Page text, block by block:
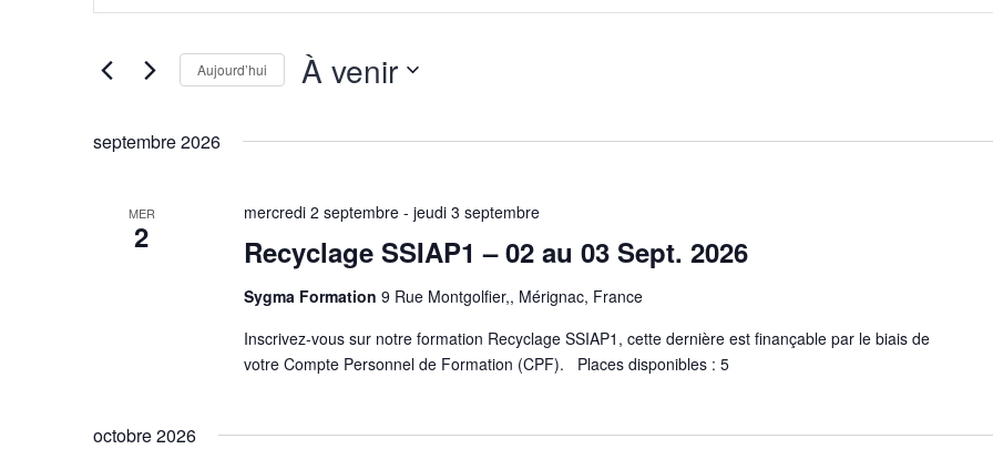
NAVIGATION
VUES
Rechercher
par
Aujourd’hui À venir
une
septembre 2026
MER
2 Recyclage SSIAP1 – 02 au 03 Sept. 2026
mercredi 2 septembre- jeudi 3 septembre
Sygma Formation 9 Rue Montgolfier,, Mérignac, France
Inscrivez-vous sur notre formation Recyclage SSIAP1, cette dernière est finançable par le biais de
votre Compte Personnel de Formation (CPF). Places disponibles : 5
octobre 2026